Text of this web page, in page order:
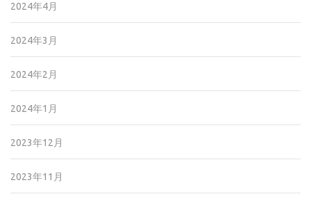
2024年4月
2024年3月
2024年2月
2024年1月
2023年12月
2023年11月